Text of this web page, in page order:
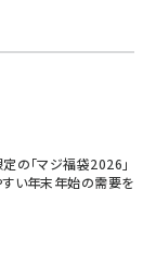
の「マジ福袋2026」
い年末年始の需要を